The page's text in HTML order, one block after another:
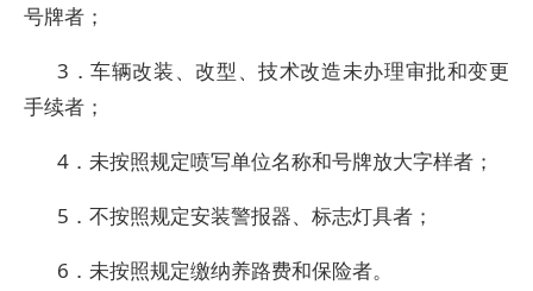
号牌者；
3．车辆改装、改型、技术改造未办理审批和变更
手续者；
4．未按照规定喷写单位名称和号牌放大字样者；
5．不按照规定安装警报器、标志灯具者；
6．未按照规定缴纳养路费和保险者。